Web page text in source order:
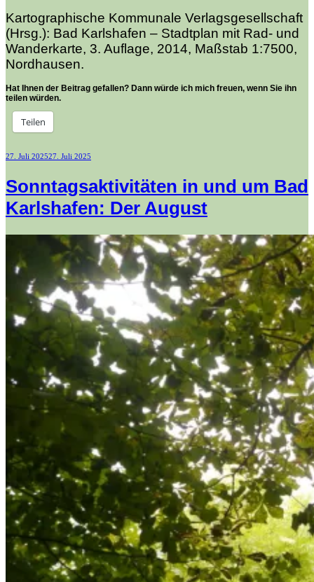
Kartographische Kommunale Verlagsgesellschaft
(Hrsg.): Bad Karlshafen – Stadtplan mit Rad- und
Wanderkarte, 3. Auflage, 2014, Maßstab 1:7500,
Nordhausen.
Hat Ihnen der Beitrag gefallen? Dann würde ich mich freuen, wenn Sie ihn
teilen würden.
Teilen
Veröffentlicht
27. Juli 202527. Juli 2025
Sonntagsaktivitäten in und um Bad
Karlshafen: Der August